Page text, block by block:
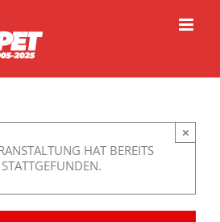
HAT BEREITS
STATTGEFUNDEN.
×